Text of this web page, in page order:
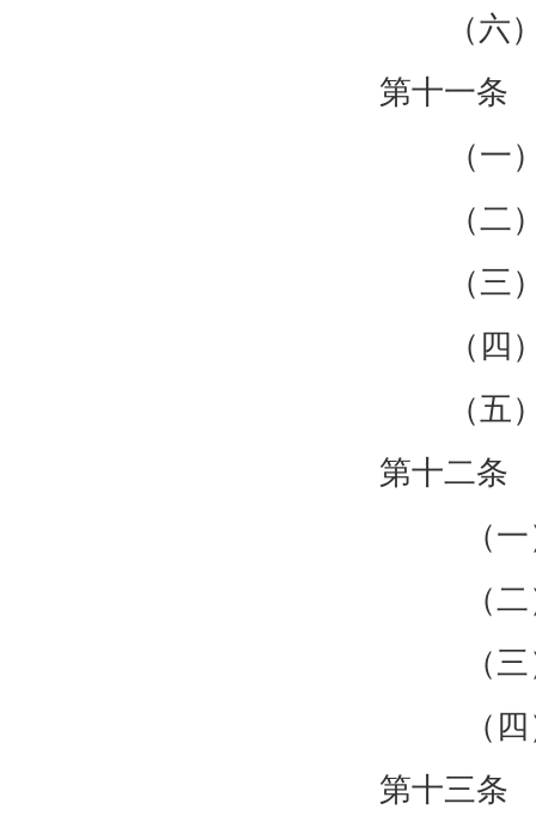
（六
第十一条
（一
（二
（三
（四
（五
第十二条
（
（
（
（
第十三条